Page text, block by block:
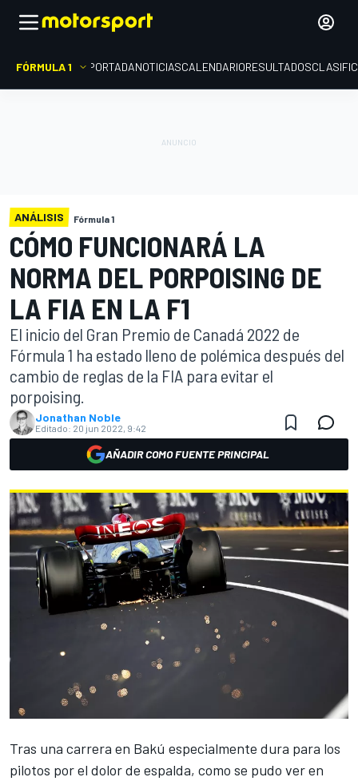
FÓRMULA 1 PORTADANOTICIASCALENDARIORESULTADOS
ANÁLISIS Fórmula 1
CÓMO FUNCIONARÁ LA
NORMA DEL PORPOISING DE
LA FIA EN LA F1
El inicio del Gran Premio de Canadá 2022 de
Fórmula 1 ha estado lleno de polémica después del
cambio de reglas de la FIA para evitar el
porpoising.
Jonathan Noble
Editado: 20 jun 2022, 9:42
AÑADIR COMO FUENTE PRINCIPAL
Tras una carrera en Bakú especialmente dura para los
pilotos por el dolor de espalda, como se pudo ver en